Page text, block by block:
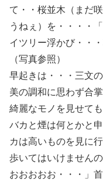
て・・桜並木（まだ
うねぇ）を・・・・
イツリー浮かび・・
（写真参照）
早起きは・・・三文
美の調和に思わず合掌
綺麗なモノを見せて
バカと煙は何とかと
カは高いものを見に
歩いてはいけません
おおおおお・・・」